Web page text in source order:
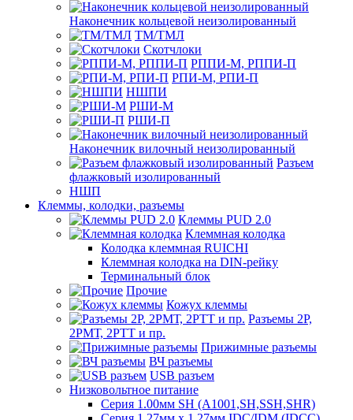
Наконечник кольцевой неизолированный
ТМ/ТМЛ
Скотчлоки
РППИ-М, РППИ-П
РПИ-М, РПИ-П
НШПИ
РШИ-М
РШИ-П
Наконечник вилочный неизолированный
Разъем
флажковый изолированный
НШП
Клеммы, колодки, разъемы
Клеммы PUD 2.0
Клеммная колодка
Колодка клеммная RUICHI
Клеммная колодка на DIN-рейку
Терминальный блок
Прочие
Кожух клеммы
Разъемы 2Р,
2РМТ, 2РТТ и пр.
Прижимные разъемы
ВЧ разъемы
USB разъем
Низковольтное питание
Серия 1.00мм SH (A1001,SH,SSH,SHR)